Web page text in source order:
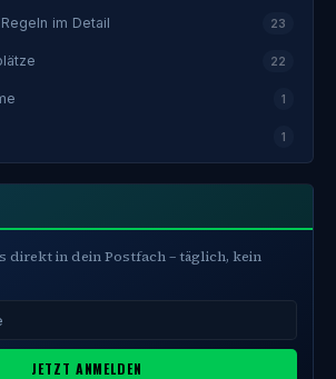
im Detail 23
22
1
1
direkt in dein Postfach – täglich, kein
JETZT ANMELDEN